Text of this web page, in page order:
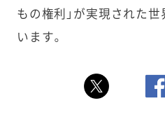
もの権利」が実現された
います。